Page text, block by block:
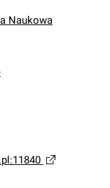
Naukowa